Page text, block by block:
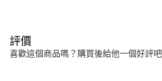
評價
喜歡這個商品嗎？購買後給他一個好評吧